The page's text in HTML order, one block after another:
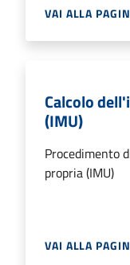
VAI ALLA
Calcolo
(IMU)
Procedimento
propria (IMU)
VAI ALLA